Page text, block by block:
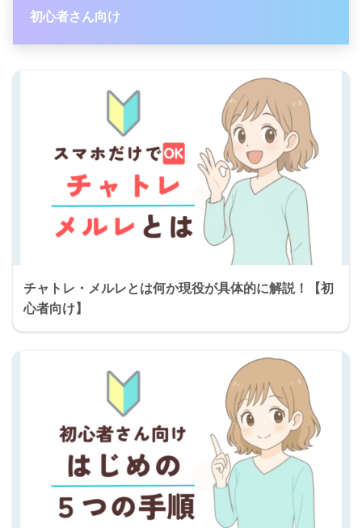
初心者さん向け
チャトレ・メルレとは何か現役が具体的に解説！【初
心者向け】